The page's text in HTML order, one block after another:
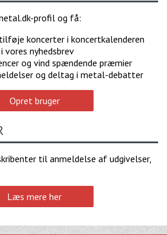
profil og få:
koncerter i koncertkalenderen
vores nyhedsbrev
og vind spændende præmier
og deltag i metal-debatter
Opret bruger
til anmeldelse af udgivelser,
Læs mere her